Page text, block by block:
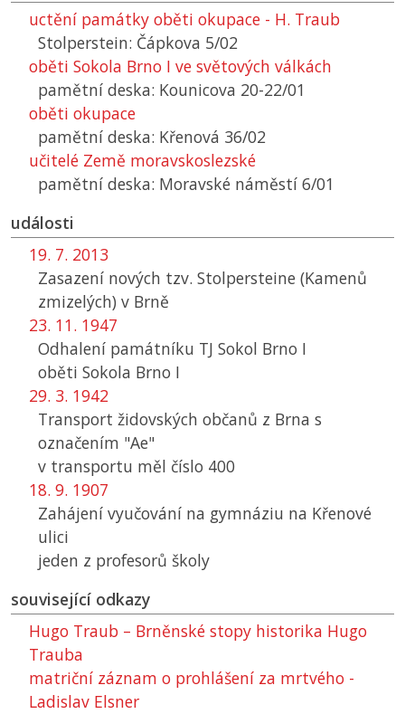
uctění památky oběti okupace - H. Traub
Stolperstein: Čápkova 5/02
oběti Sokola Brno I ve světových válkách
pamětní deska: Kounicova 20-22/01
oběti okupace
pamětní deska: Křenová 36/02
učitelé Země moravskoslezské
pamětní deska: Moravské náměstí 6/01
události
19. 7. 2013
Zasazení nových tzv. Stolpersteine (Kamenů
zmizelých) v Brně
23. 11. 1947
Odhalení památníku TJ Sokol Brno I
oběti Sokola Brno I
29. 3. 1942
Transport židovských občanů z Brna s
označením "Ae"
v transportu měl číslo 400
18. 9. 1907
Zahájení vyučování na gymnáziu na Křenové
ulici
jeden z profesorů školy
související odkazy
Hugo Traub – Brněnské stopy historika Hugo
Trauba
matriční záznam o prohlášení za mrtvého -
Ladislav Elsner